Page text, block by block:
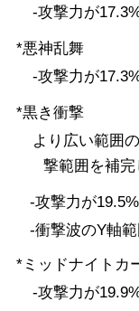
-攻撃力が
*悪神乱舞
-攻撃力が
*黒き衝撃
より広い範囲
撃範囲を補完
-攻撃力が
-衝撃波のY軸範
*ミッドナイトカ
-攻撃力が